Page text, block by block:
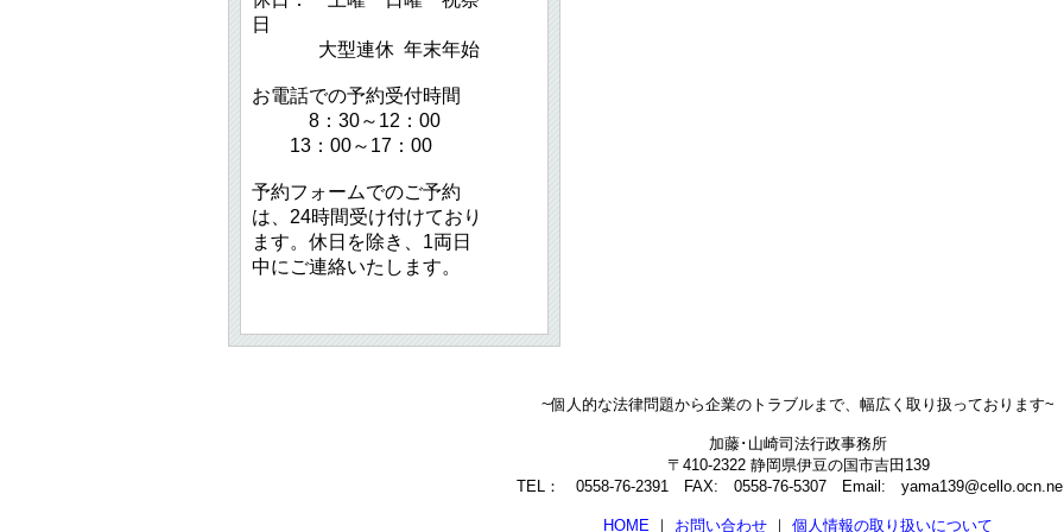
日
大型連休 年末年始
お電話での予約受付時間
8：30～12：00
13：00～17：00
予約フォームでのご予約
は、24時間受け付けており
ます。休日を除き、1両日
中にご連絡いたします。
~個人的な法律問題から企業のトラブルまで、幅広く取り扱っております~
加藤･山崎司法行政事務所
〒410-2322 静岡県伊豆の国市吉田139
TEL： 0558-76-2391 FAX: 0558-76-5307 Email:
HOME ｜ お問い合わせ ｜ 個人情報の取り扱いについて